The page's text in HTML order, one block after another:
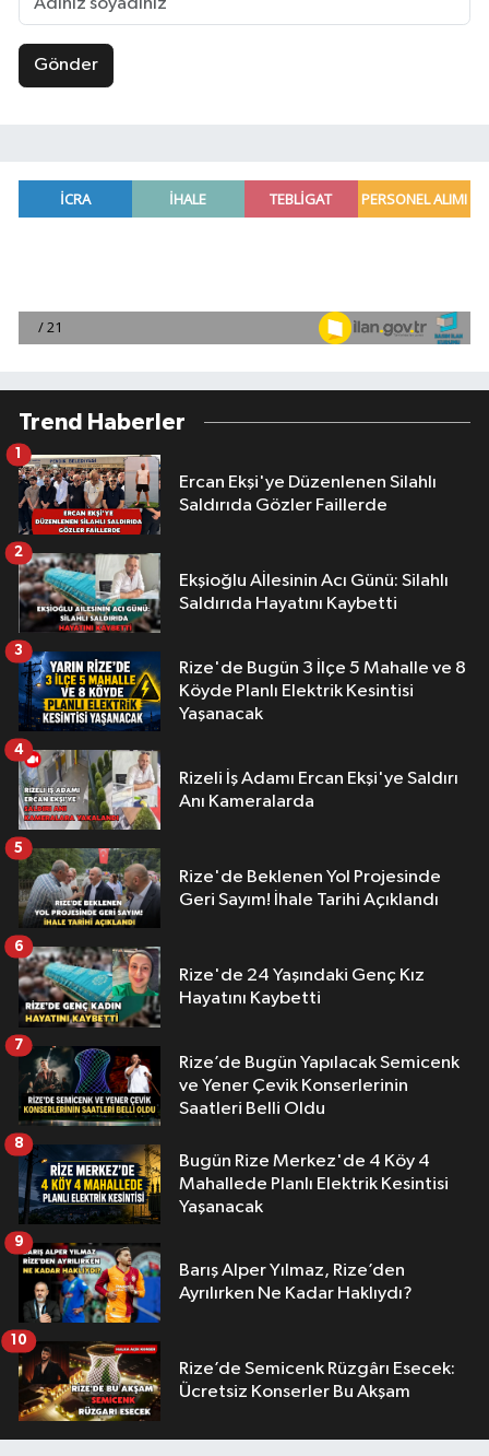
Gönder
Trend Haberler
Ercan Ekşi'ye Düzenlenen Silahlı
Saldırıda Gözler Faillerde
1
Ekşioğlu Aİlesinin Acı Günü: Silahlı
Saldırıda Hayatını Kaybetti
2
Rize'de Bugün 3 İlçe 5 Mahalle ve 8
Köyde Planlı Elektrik Kesintisi
Yaşanacak
3
Rizeli İş Adamı Ercan Ekşi'ye Saldırı
Anı Kameralarda
4
Rize'de Beklenen Yol Projesinde
Geri Sayım! İhale Tarihi Açıklandı
5
Rize'de 24 Yaşındaki Genç Kız
Hayatını Kaybetti
6
Rize’de Bugün Yapılacak Semicenk
ve Yener Çevik Konserlerinin
Saatleri Belli Oldu
7
Bugün Rize Merkez'de 4 Köy 4
Mahallede Planlı Elektrik Kesintisi
Yaşanacak
8
Barış Alper Yılmaz, Rize’den
Ayrılırken Ne Kadar Haklıydı?
9
Rize’de Semicenk Rüzgârı Esecek:
Ücretsiz Konserler Bu Akşam
10